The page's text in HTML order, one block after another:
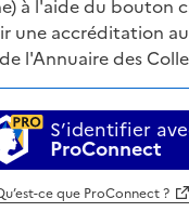
à l'aide du bouton
une accréditation
l'Annuaire des
S’identifier
ProConnect
ce que ProConnect ?